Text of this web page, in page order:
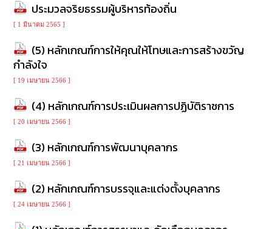
ประมวลจริยธรรมผู้บริหารท้องถิ่น
[ 1 มีนาคม 2565 ]
(5) หลักเกณฑ์การให้คุณให้โทษและการสร้างขวัญ
กำลังใจ
[ 19 เมษายน 2566 ]
(4) หลักเกณฑ์การประเมินผลการปฏิบัติราชการ
[ 20 เมษายน 2566 ]
(3) หลักเกณฑ์การพัฒนาบุคลากร
[ 21 เมษายน 2566 ]
(2) หลักเกณฑ์การบรรจุและแต่งตั้งบุคลากร
[ 24 เมษายน 2566 ]